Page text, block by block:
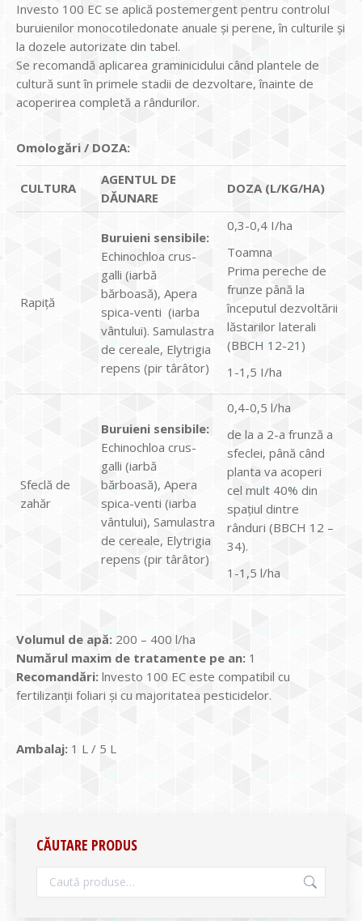
Investo 100 EC se aplică postemergent pentru controluI
buruienilor monocotiledonate anuale şi perene, în culturile şi
la dozele autorizate din tabel.
Se recomandă aplicarea graminicidului când plantele de
cultură sunt în primele stadii de dezvoltare, înainte de
acoperirea completă a rândurilor.
Omologări / DOZA:
CULTURA
AGENTUL DE
DĂUNARE
DOZA (L/KG/HA)
Rapiță
Buruieni sensibile:
Echinochloa crus-
galli (iarbă
bărboasă), Apera
spica-venti (iarba
vântului). Samulastra
de cereale, Elytrigia
repens (pir târâtor)
0,3-0,4 I/ha
Toamna
Prima pereche de
frunze până la
începutul dezvoltării
lăstarilor laterali
(BBCH 12-21)
1-1,5 I/ha
Sfeclă de
zahăr
Buruieni sensibile:
Echinochloa crus-
galli (iarbă
bărboasă), Apera
spica-venti (iarba
vântului), Samulastra
de cereale, Elytrigia
repens (pir târâtor)
0,4-0,5 l/ha
de la a 2-a frunză a
sfeclei, până când
planta va acoperi
cel mult 40% din
spaţiul dintre
rânduri (BBCH 12 –
34).
1-1,5 l/ha
Volumul de apă: 200 – 400 l/ha
Numărul maxim de tratamente pe an: 1
Recomandări: lnvesto 100 EC este compatibil cu
fertilizanţii foliari şi cu majoritatea pesticidelor.
Ambalaj: 1 L / 5 L
CĂUTARE PRODUS